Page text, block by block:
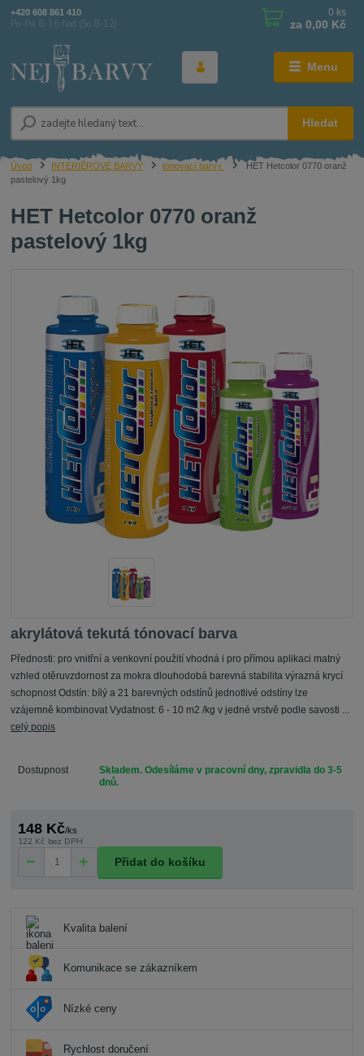
Menu
Hledat
+420 608 861 410
Po-Pá 8-16 hod (So 8-12)
0 ks
za 0,00 Kč
Úvod INTERIÉROVÉ BARVY tónovací barvy
HET Hetcolor 0770 oranž
pastelový 1kg
HET Hetcolor 0770 oranž
pastelový 1kg
akrylátová tekutá tónovací barva
Přednosti: pro vnitřní a venkovní použití vhodná i pro přímou aplikaci matný
vzhled otěruvzdornost za mokra dlouhodobá barevná stabilita výrazná krycí
schopnost Odstín: bílý a 21 barevných odstínů jednotlivé odstíny lze
vzájemně kombinovat Vydatnost: 6 - 10 m2 /kg v jedné vrstvě podle savosti ...
celý popis
Dostupnost
Skladem. Odesíláme v pracovní dny, zpravidla do 3-5
dnů.
148 Kč/ks
122 Kč bez DPH
Přidat do košíku
Kvalita balení
Komunikace se zákazníkem
Nízké ceny
Rychlost doručení